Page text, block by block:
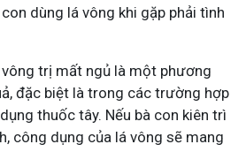
dùng lá vông khi gặp phải tình
trị mất ngủ là một phương
đặc biệt là trong các trường hợp
thuốc tây. Nếu bà con kiên trì
công dụng của lá vông sẽ mang